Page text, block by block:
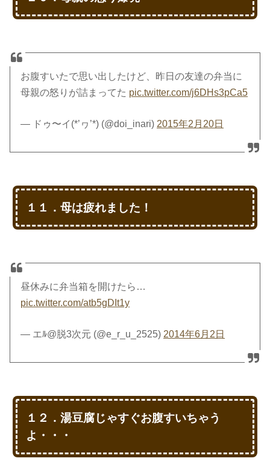
お腹すいたで思い出したけど、昨日の友達の弁当に
母親の怒りが詰まってた pic.twitter.com/j6DHs3pCa5
— ドゥ〜イ(*’ヮ’*) (@doi_inari) 2015年2月20日
１１．母は疲れました！
昼休みに弁当箱を開けたら…
pic.twitter.com/atb5gDIt1y
— エﾙ@脱3次元 (@e_r_u_2525) 2014年6月2日
１２．湯豆腐じゃすぐお腹すいちゃう
よ・・・